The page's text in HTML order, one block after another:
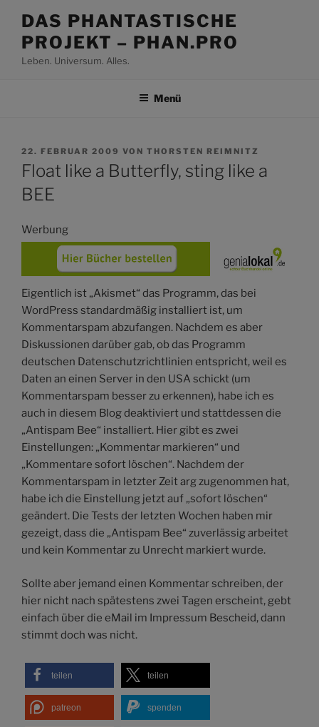
Inhalt
springen
DAS PHANTASTISCHE
PROJEKT – PHAN.PRO
Leben. Universum. Alles.
Menü
VERÖFFENTLICHT
AM
22. FEBRUAR 2009 VON THORSTEN REIMNITZ
Float like a Butterfly, sting like a
BEE
Werbung
Eigentlich ist „Akismet“ das Programm, das bei
WordPress standardmäßig installiert ist, um
Kommentarspam abzufangen. Nachdem es aber
Diskussionen darüber gab, ob das Programm
deutschen Datenschutzrichtlinien entspricht, weil es
Daten an einen Server in den USA schickt (um
Kommentarspam besser zu erkennen), habe ich es
auch in diesem Blog deaktiviert und stattdessen die
„Antispam Bee“ installiert. Hier gibt es zwei
Einstellungen: „Kommentar markieren“ und
„Kommentare sofort löschen“. Nachdem der
Kommentarspam in letzter Zeit arg zugenommen hat,
habe ich die Einstellung jetzt auf „sofort löschen“
geändert. Die Tests der letzten Wochen haben mir
gezeigt, dass die „Antispam Bee“ zuverlässig arbeitet
und kein Kommentar zu Unrecht markiert wurde.
Sollte aber jemand einen Kommentar schreiben, der
hier nicht nach spätestens zwei Tagen erscheint, gebt
einfach über die eMail im Impressum Bescheid, dann
stimmt doch was nicht.
teilen teilen
patreon spenden